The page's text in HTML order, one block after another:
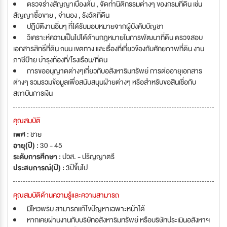
ตรวจร่างสัญญาเบื้องต้น , จัดทำนิติกรรมต่างๆ ของกรมที่ดิน เช่น
สัญญาซื้อขาย , จำนอง , รังวัดที่ดิน
ปฎิบัติงานอื่นๆ ที่ได้รับมอบหมายจากผู้บังคับบัญชา
วิเคราะห์ความเป็นไปได้ด้านกฎหมายในการพัฒนาที่ดิน ตรวจสอบ
เอกสารสิทธิ์ที่ดิน ถนน เขตทาง และเรื่องที่เกี่ยวข้องกับศักยภาพที่ดิน งาน
ภาษีป้าย บำรุงท้องที่/โรงเรือน/ที่ดิน
การขออนุญาตต่างๆเกี่ยวกับอสังหาริมทรัพย์ การต่ออายุเอกสาร
ต่างๆ รวมรวมข้อมูลเพื่อสนับสนุนฝ่ายต่างๆ หรือสำหรับขอสินเชื่อกับ
สถาบันการเงิน
คุณสมบัติ
เพศ :ชาย
อายุ(ปี) :30 - 45
ระดับการศึกษา :ปวส. - ปริญญาตรี
ประสบการณ์(ปี) :3ปีขึ้นไป
คุณสมบัติด้านความรู้และความสามารถ
มีไหวพริบ สามารถแก้ไขปัญหาเฉพาะหน้าได้
หากเคยผ่านงานกับบริษัทอสังหาริมทรัพย์ หรือบริษัทประเมินอสังหาฯ